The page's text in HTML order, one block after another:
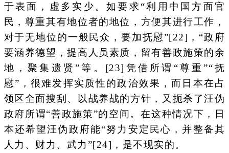
于表面，虚多实少。如要求“利用中国方面官
民，尊重其有地位者的地位，方便其进行工作，
对于无地位的一般民众，要加抚慰”[22]，“政府
要涵养德望，提高人员素质，留有善政施策的余
地，聚集遗贤”等。[23]凭借所谓“尊重”“抚
慰”，很难发挥实质性的政治效果，而日本在占
领区全面搜刮、以战养战的方针，又扼杀了汪伪
政府所谓“善政施策”的空间。在这种情况下，日
本还希望汪伪政府能“努力安定民心，并整备其
人力、财力、武力”[24]，是不现实的。